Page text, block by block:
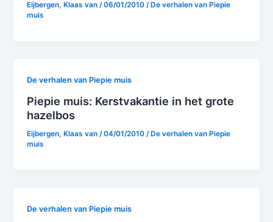
Eijbergen, Klaas van/06/01/2010/ De verhalen van Piepie
muis
De verhalen van Piepie muis
Piepie muis: Kerstvakantie in het grote
hazelbos
Eijbergen, Klaas van /04/01/2010 /De verhalen van Piepie
muis
De verhalen van Piepie muis